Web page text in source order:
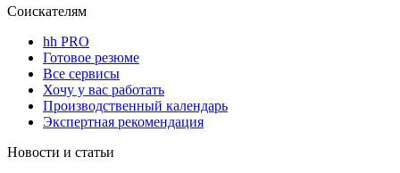
Соискателям
hh PRO
Готовое резюме
Все сервисы
Хочу у вас работать
Производственный календарь
Экспертная рекомендация
Новости и статьи